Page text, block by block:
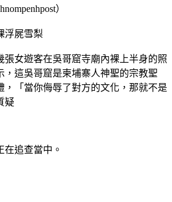
）
浮屍雪梨
張女遊客在吳哥窟寺廟內裸上半身的照
，這吳哥窟是柬埔寨人神聖的宗教聖
，「當你侮辱了對方的文化，那就不是
疑
在追查當中。